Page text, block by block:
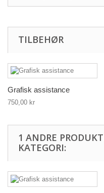
TILBEHØR
Grafisk assistance
750,00 kr
1 ANDRE
KATEGORI: